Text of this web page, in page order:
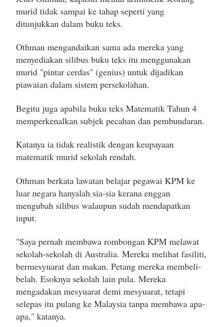
murid tidak sampai ke tahap seperti yang
ditunjukkan dalam buku teks.
Othman mengandaikan sama ada mereka yang
menyediakan silibus buku teks itu menggunakan
murid "pintar cerdas" (genius) untuk dijadikan
piawaian dalam sistem persekolahan.
Begitu juga apabila buku teks Matematik Tahun 4
memperkenalkan subjek pecahan dan pembundaran.
Katanya ia tidak realistik dengan keupayaan
matematik murid sekolah rendah.
Othman berkata lawatan belajar pegawai KPM ke
luar negara hanyalah sia-sia kerana enggan
mengubah silibus walaupun sudah mendapatkan
input.
"Saya pernah membawa rombongan KPM melawat
sekolah-sekolah di Australia. Mereka melihat fasiliti,
bermesyuarat dan makan. Petang mereka membeli-
belah. Esoknya sekolah lain pula. Mereka
mengadakan mesyuarat demi mesyuarat, tetapi
selepas itu pulang ke Malaysia tanpa membawa apa-
apa," katanya.